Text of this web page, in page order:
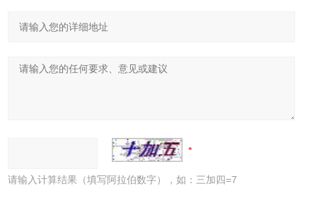
请输入计算结果（填写阿拉伯数字），如：三加四=7